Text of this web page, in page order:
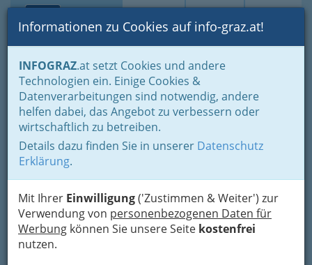
Suche Login Toggle
Informationen zu Cookies auf info-graz.at!
INFOGRAZ.at setzt Cookies und andere
Technologien ein. Einige Cookies &
Datenverarbeitungen sind notwendig, andere
helfen dabei, das Angebot zu verbessern oder
wirtschaftlich zu betreiben.
Details dazu finden Sie in unserer Datenschutz
Erklärung.
Mit Ihrer Einwilligung('Zustimmen & Weiter') zur
Verwendung von personenbezogenen Daten für
Werbung können Sie unsere Seite kostenfrei
nutzen.
Home Branchen
Gewerbe, Handwerk, Banken
Gewerbe & Handwerk, Gliederung der WKO
Kürschner, Handschuhmacher, Gerber, Präparatoren & Säckler
Landesinnung der Kürschner, Handschuhmacher, Gerber,
Präparatoren und Säckler
Landesinnung der
Kürschner,
Handschuhmacher, Gerber,
Präparatoren und Säckler
Steirische Landesinnungen der Kürschner, Handschuhmacher